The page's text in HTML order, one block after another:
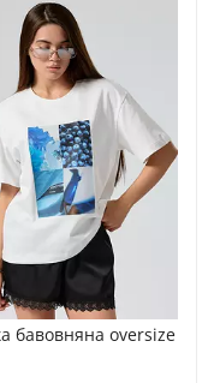
бавовняна oversize